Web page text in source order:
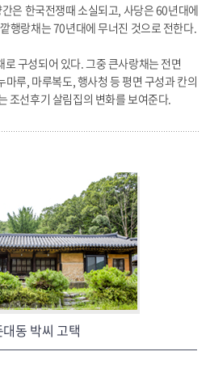
은 한국전쟁때 소실되고, 사당은 60년대에
행랑채는 70년대에 무너진 것으로 전한다.
구성되어 있다. 그중 큰사랑채는 전면
루, 마루복도, 행사청 등 평면 구성과 칸의
조선후기 살림집의 변화를 보여준다.
대동 박씨 고택